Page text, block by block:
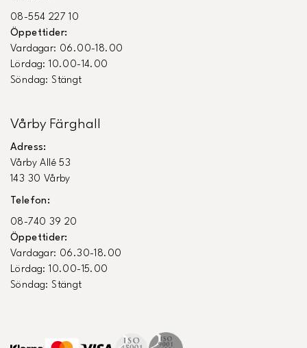
08-554 227 10
Öppettider:
Vardagar: 06.00-18.00
Lördag: 10.00-14.00
Söndag: Stängt
Vårby Färghall
Adress:
Vårby Allé 53
143 30 Vårby
Telefon:
08-740 39 20
Öppettider:
Vardagar: 06.30-18.00
Lördag: 10.00-15.00
Söndag: Stängt